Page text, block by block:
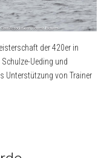
der 420er in
Ueding und
Unterstützung von Trainer